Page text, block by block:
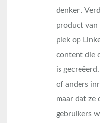
denken.
product van
plek op
content die
is
of anders
maar dat ze
gebruikers